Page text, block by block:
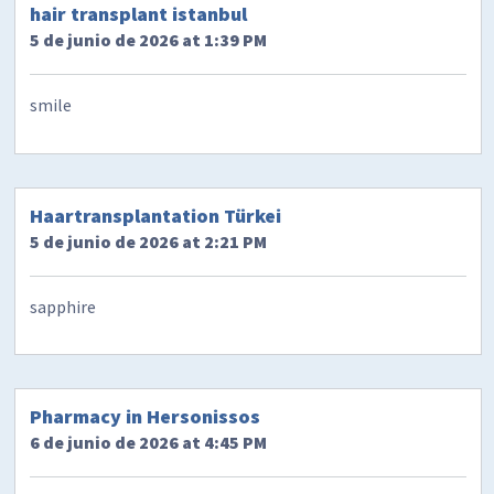
hair transplant istanbul
5 de junio de 2026 at 1:39 PM
smile
Haartransplantation Türkei
5 de junio de 2026 at 2:21 PM
sapphire
Pharmacy in Hersonissos
6 de junio de 2026 at 4:45 PM